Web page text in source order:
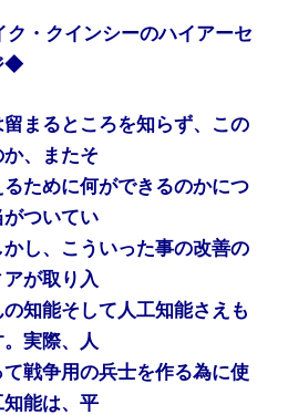
・クインシーのハイアーセ
◆
まるところを知らず、この
、またそ
ために何ができるのかにつ
ついてい
し、こういった事の改善の
が取り入
知能そして人工知能さえも
実際、人
戦争用の兵士を作る為に使
能は、平